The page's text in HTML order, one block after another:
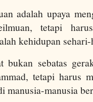
adalah upaya
tetapi
kehidupan
bukan sebatas
tetapi harus
manusia-manusia